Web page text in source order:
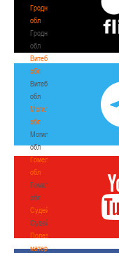
Гродненская
обл
Гродненская
обл
Витебская
обл
Витебская
обл
Могилевская
обл
Могилевская
обл
Гомельская
обл
Гомельская
обл
Судейство
Судейство
Полезные
материалы